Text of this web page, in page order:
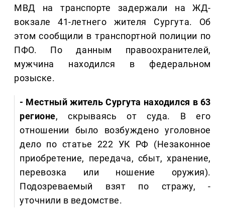
МВД на транспорте задержали на ЖД-
вокзале 41-летнего жителя Сургута. Об
этом сообщили в транспортной полиции по
ПФО. По данным правоохранителей,
мужчина находился в федеральном
розыске.
- Местный житель Сургута находился в 63
регионе, скрываясь от суда. В его
отношении было возбуждено уголовное
дело по статье 222 УК РФ (Незаконное
приобретение, передача, сбыт, хранение,
перевозка или ношение оружия).
Подозреваемый взят по стражу, -
уточнили в ведомстве.